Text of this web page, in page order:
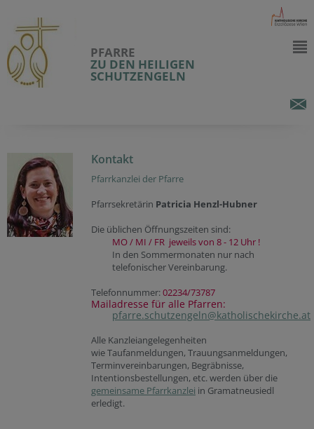
PFARRE
ZU DEN HEILIGEN
SCHUTZENGELN
Kontakt
Pfarrkanzlei der Pfarre
Pfarrsekretärin Patricia Henzl-Hubner
Die üblichen Öffnungszeiten sind:
MO / MI / FR jeweils von 8 - 12 Uhr !
In den Sommermonaten nur nach
telefonischer Vereinbarung.
Telefonnummer:02234/73787
Mailadresse für alle Pfarren:
pfarre.schutzengeln@katholischekirche.at
Alle Kanzleiangelegenheiten
wie Taufanmeldungen, Trauungsanmeldungen,
Terminvereinbarungen, Begräbnisse,
Intentionsbestellungen, etc. werden über die
gemeinsame Pfarrkanzlei in Gramatneusiedl
erledigt.